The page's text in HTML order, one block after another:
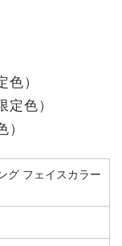
色）
定色）
グ フェイスカラー